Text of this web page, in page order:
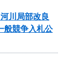
川局部改良
般競争入札公